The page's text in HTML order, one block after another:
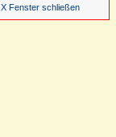
X Fenster schließen